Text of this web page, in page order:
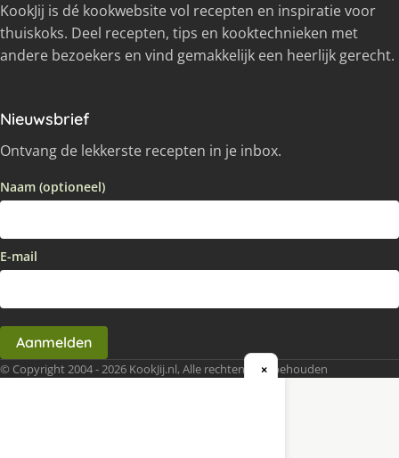
KookJij is dé kookwebsite vol recepten en inspiratie voor
thuiskoks. Deel recepten, tips en kooktechnieken met
andere bezoekers en vind gemakkelijk een heerlijk gerecht.
Nieuwsbrief
Ontvang de lekkerste recepten in je inbox.
Naam (optioneel)
E-mail
Aanmelden
© Copyright 2004 - 2026 KookJij.nl, Alle rechten voorbehouden
×